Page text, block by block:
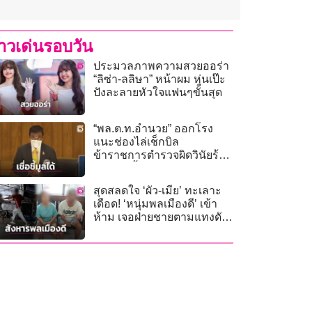
วเด่นรอบวัน
ประมวลภาพความสวยออร่า
“ลิซ่า-ลลิษา” หน้าผม หุ่นเป๊ะ
ปังละลายหัวใจแฟนๆขั้นสุด
“พล.ต.ท.อำนวย” ออกโรง
แนะช่องไล่เช็กบิล
ข้าราชการตำรวจผิดวินัยร้าย
สุดสลดใจ ‘ผัว-เมีย’ ทะเลาะ
เดือด! ‘หนุ่มพลเมืองดี’ เข้า
ห้าม เจอฝ่ายชายตามแทงดับ